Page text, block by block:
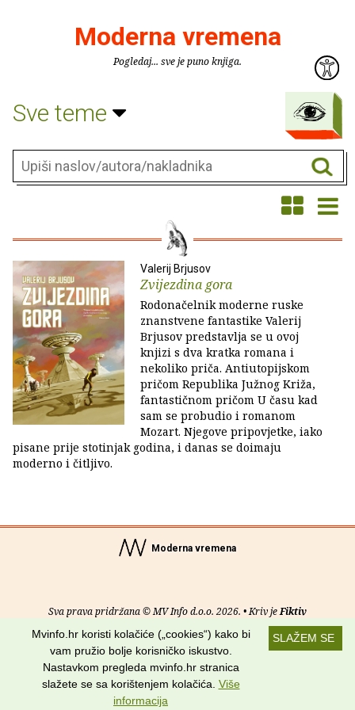
Moderna vremena
Pogledaj... sve je puno knjiga.
Sve teme
Valerij Brjusov
Zvijezdina gora
Rodonačelnik moderne ruske
znanstvene fantastike Valerij
Brjusov predstavlja se u ovoj
knjizi s dva kratka romana i
nekoliko priča. Antiutopijskom
pričom Republika Južnog Križa,
fantastičnom pričom U času kad
sam se probudio i romanom
Mozart. Njegove pripovjetke, iako
pisane prije stotinjak godina, i danas se doimaju
moderno i čitljivo.
Moderna vremena
Sva prava pridržana © MV Info d.o.o. 2026. • Kriv jeFiktiv
Uvjeti korištenja RSS kanali
Potraži nas na:
SLAŽEM SE
Mvinfo.hr koristi kolačiće („cookies“) kako bi
vam pružio bolje korisničko iskustvo.
Nastavkom pregleda mvinfo.hr stranica
slažete se sa korištenjem kolačića. Više
informacija